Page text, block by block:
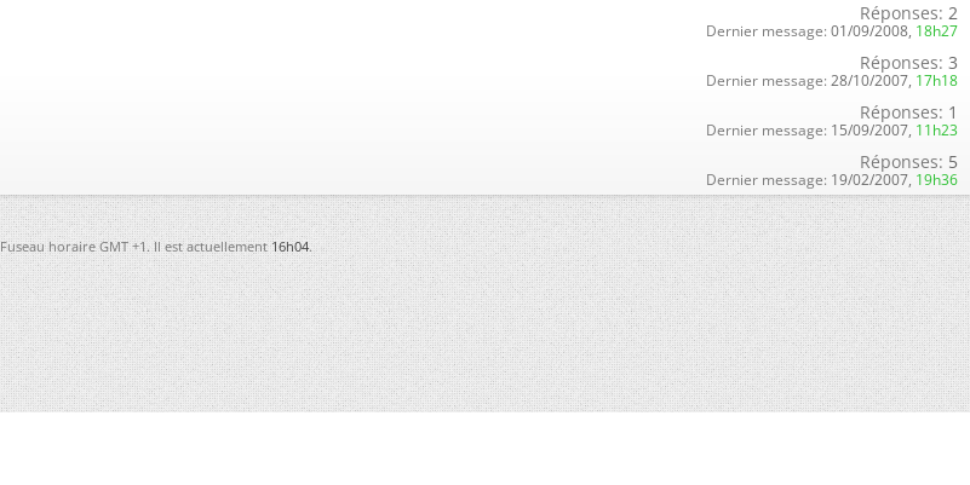
Réponses: 2
Dernier message: 01/09/2008, 18h27
Réponses: 3
Dernier message: 28/10/2007, 17h18
Réponses: 1
Dernier message: 15/09/2007, 11h23
Réponses: 5
Dernier message: 19/02/2007, 19h36
Fuseau horaire GMT +1. Il est actuellement16h04.